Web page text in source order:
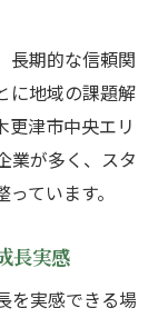
長期的な信頼関
に地域の課題解
更津市中央エリ
業が多く、スタ
ています。
長実感
を実感できる場